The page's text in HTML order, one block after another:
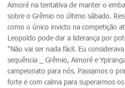
Aimoré na tentativa de manter o
sobre o Grêmio no último sábado.
como o único invicto na competição
Leopoldo pode dar a liderança por
"Não vai ser nada fácil. Eu
sequência _ Grêmio, Aimoré e
campeonato para nós. Passamos o
forte e com calma para superarmos